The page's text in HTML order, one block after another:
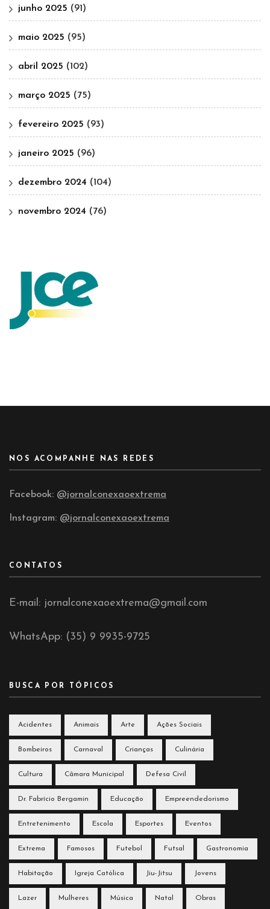
junho 2025 (91)
maio 2025 (95)
abril 2025 (102)
março 2025 (75)
fevereiro 2025 (93)
janeiro 2025 (96)
dezembro 2024 (104)
novembro 2024 (76)
NOS ACOMPANHE NAS REDES
Facebook: @jornalconexaoextrema
Instagram: @jornalconexaoextrema
CONTATOS
E-mail: jornalconexaoextrema@gmail.com
WhatsApp: (35) 9 9935-9725
BUSCA POR TÓPICOS
Acidentes Animais Arte Ações Sociais
Bombeiros Carnaval Crianças Culinária
Cultura Câmara Municipal Defesa Civil
Dr. Fabrício Bergamin Educação Empreendedorismo
Entretenimento Escola Esportes Eventos
Extrema Famosos Futebol Futsal Gastronomia
Habitação Igreja Católica Jiu-Jitsu Jovens
Lazer Mulheres Música Natal Obras